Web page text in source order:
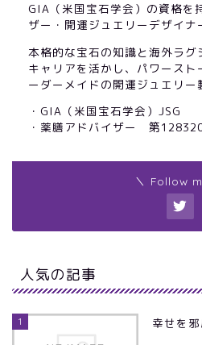
GIA（米国宝石学会）の資格を
ザー・開運ジュエリーデザイナ
本格的な宝石の知識と海外ラグ
キャリアを活かし、パワースト
ーダーメイドの開運ジュエリー
・GIA（米国宝石学会）JSG
・薬膳アドバイザー 第
＼ Follow
人気の記事
1 幸せを